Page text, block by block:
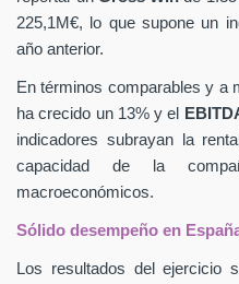
225,1M€, lo que supone un
año anterior.
En términos comparables y a
ha crecido un 13% y el
indicadores subrayan la
capacidad de la
macroeconómicos.
Sólido desempeño en
Los resultados del ejercicio